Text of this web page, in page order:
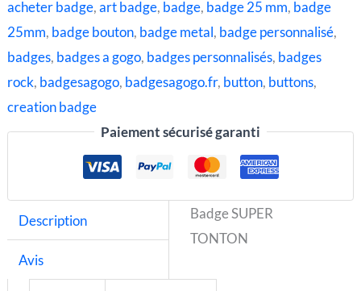
acheter badge,art badge, badge, badge 25 mm, badge
25mm, badge bouton, badge metal, badge personnalisé,
badges, badges a gogo, badges personnalisés, badges
rock, badgesagogo, badgesagogo.fr, button, buttons,
creation badge
Paiement sécurisé garanti
Description
Avis
Badge SUPER
TONTON